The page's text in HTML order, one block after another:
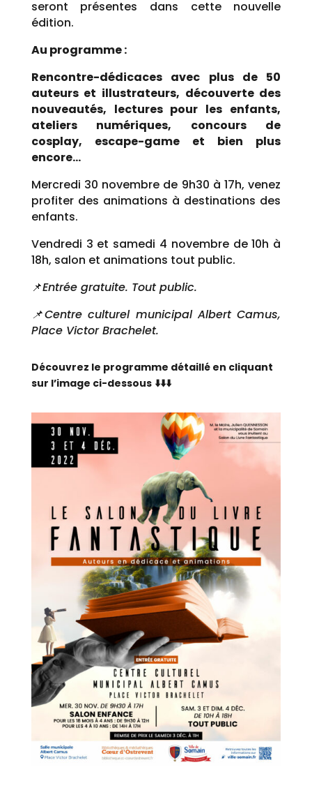
seront présentes dans cette nouvelle
édition.
Au programme :
Rencontre-dédicaces avec plus de 50
auteurs et illustrateurs, découverte des
nouveautés, lectures pour les enfants,
ateliers numériques, concours de
cosplay, escape-game et bien plus
encore…
Mercredi 30 novembre de 9h30 à 17h, venez
profiter des animations à destinations des
enfants.
Vendredi 3 et samedi 4 novembre de 10h à
18h, salon et animations tout public.
📌Entrée gratuite. Tout public.
📌Centre culturel municipal Albert Camus,
Place Victor Brachelet.
Découvrez le programme détaillé en cliquant
sur l’image ci-dessous ⬇️⬇️⬇️